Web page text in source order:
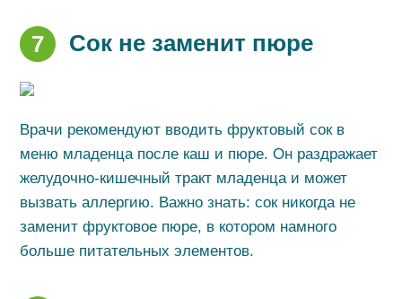
7 Сок не заменит пюре
Врачи рекомендуют вводить фруктовый сок в
меню младенца после каш и пюре. Он раздражает
желудочно-кишечный тракт младенца и может
вызвать аллергию. Важно знать: сок никогда не
заменит фруктовое пюре, в котором намного
больше питательных элементов.